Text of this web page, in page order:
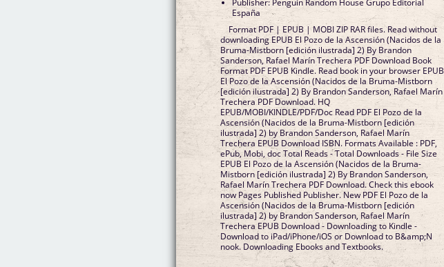
España
Format PDF | EPUB | MOBI ZIP RAR files. Read without
downloading EPUB El Pozo de la Ascensión (Nacidos de la
Bruma-Mistborn [edición ilustrada] 2) By Brandon
Sanderson, Rafael Marín Trechera PDF Download Book
Format PDF EPUB Kindle. Read book in your browser EPUB
El Pozo de la Ascensión (Nacidos de la Bruma-Mistborn
[edición ilustrada] 2) By Brandon Sanderson, Rafael Marín
Trechera PDF Download. HQ
EPUB/MOBI/KINDLE/PDF/Doc Read PDF El Pozo de la
Ascensión (Nacidos de la Bruma-Mistborn [edición
ilustrada] 2) by Brandon Sanderson, Rafael Marín
Trechera EPUB Download ISBN. Formats Available : PDF,
ePub, Mobi, doc Total Reads - Total Downloads - File Size
EPUB El Pozo de la Ascensión (Nacidos de la Bruma-
Mistborn [edición ilustrada] 2) By Brandon Sanderson,
Rafael Marín Trechera PDF Download. Check this ebook
now Pages Published Publisher. New PDF El Pozo de la
Ascensión (Nacidos de la Bruma-Mistborn [edición
ilustrada] 2) by Brandon Sanderson, Rafael Marín
Trechera EPUB Download - Downloading to Kindle -
Download to iPad/iPhone/iOS or Download to B&amp;N
nook. Downloading Ebooks and Textbooks.